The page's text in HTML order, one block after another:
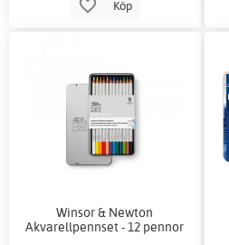
Köp
Winsor & Newton
Akvarellpennset - 12 pennor